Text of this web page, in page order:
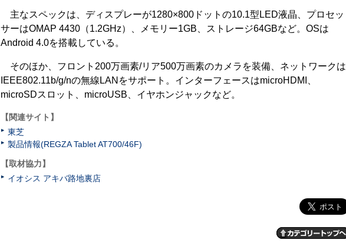
主なスペックは、ディスプレーが1280×800ドットの10.1型LED液晶、プロセッ
サーはOMAP 4430（1.2GHz）、メモリー1GB、ストレージ64GBなど。OSは
Android 4.0を搭載している。
そのほか、フロント200万画素/リア500万画素のカメラを装備、ネットワークは
IEEE802.11b/g/nの無線LANをサポート。インターフェースはmicroHDMI、
microSDスロット、microUSB、イヤホンジャックなど。
【関連サイト】
東芝
製品情報(REGZA Tablet AT700/46F)
【取材協力】
イオシス アキバ路地裏店